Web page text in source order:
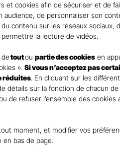
DE DEVIS
afin que
l’étude précise de
et cookies afin de sécuriser et de
de personnaliser son
contenu sur les réseaux sociaux,
la lecture de vidéos.
toutou partie des cookies en
». Si vous n’acceptez pas
réduites. En cliquant sur les
détails sur la fonction de chacun
de refuser l’ensemble des cookies
moment, et modifier vos
en bas de page.